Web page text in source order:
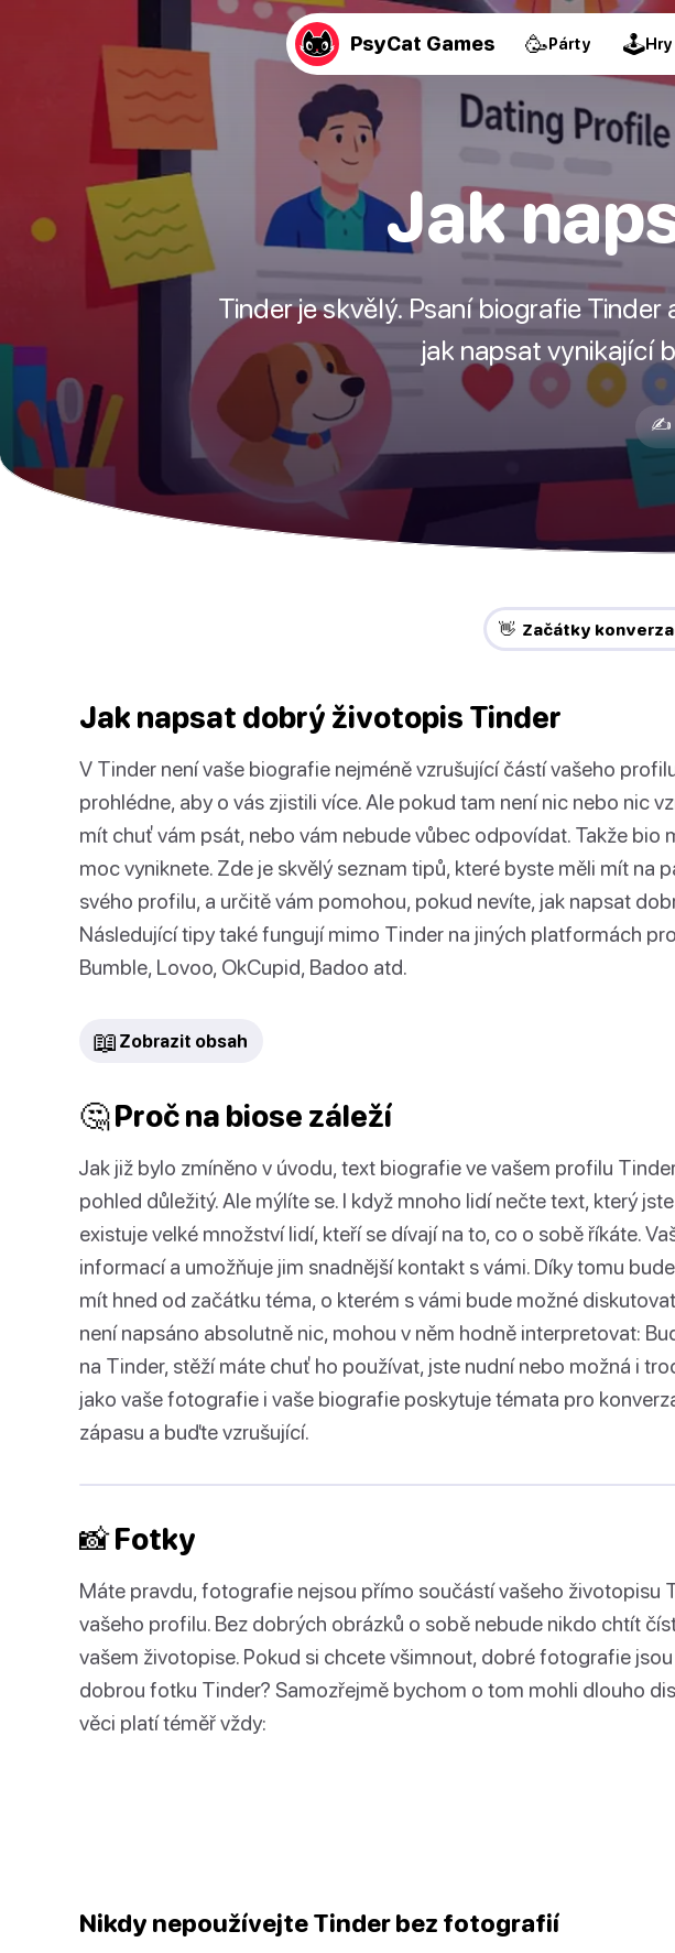
PsyCat Games 🥳Párty 🕹Hry
Jak
Tinder je skvělý. Psaní biografie
jak napsat vynikající
✍️
👋 Začátky
Jak napsat dobrý životopis Tinder
V Tinder není vaše biografie nejméně vzrušující částí vašeho
prohlédne, aby o vás zjistili více. Ale pokud tam není nic nebo nic
mít chuť vám psát, nebo vám nebude vůbec odpovídat. Takže bio
moc vyniknete. Zde je skvělý seznam tipů, které byste měli mít na
svého profilu, a určitě vám pomohou, pokud nevíte, jak napsat
Následující tipy také fungují mimo Tinder na jiných platformách
Bumble, Lovoo, OkCupid, Badoo atd.
📖 Zobrazit obsah
🤔 Proč na biose záleží
Jak již bylo zmíněno v úvodu, text biografie ve vašem profilu
pohled důležitý. Ale mýlíte se. I když mnoho lidí nečte text, který
existuje velké množství lidí, kteří se dívají na to, co o sobě říkáte.
informací a umožňuje jim snadnější kontakt s vámi. Díky tomu
mít hned od začátku téma, o kterém s vámi bude možné
není napsáno absolutně nic, mohou v něm hodně interpretovat:
na Tinder, stěží máte chuť ho používat, jste nudní nebo možná i
jako vaše fotografie i vaše biografie poskytuje témata pro
zápasu a buďte vzrušující.
📸 Fotky
Máte pravdu, fotografie nejsou přímo součástí vašeho životopisu
vašeho profilu. Bez dobrých obrázků o sobě nebude nikdo chtít
vašem životopise. Pokud si chcete všimnout, dobré fotografie
dobrou fotku Tinder? Samozřejmě bychom o tom mohli dlouho
věci platí téměř vždy:
Nikdy nepoužívejte Tinder bez fotografií